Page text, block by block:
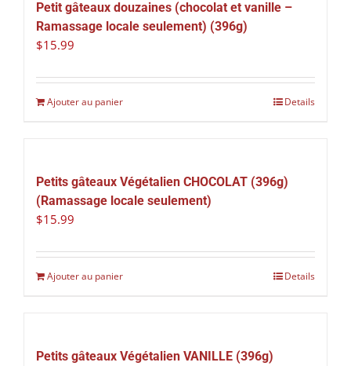
Petit gâteaux douzaines (chocolat et vanille –
Ramassage locale seulement) (396g)
$15.99
Ajouter au panier Details
Petits gâteaux Végétalien CHOCOLAT (396g)
(Ramassage locale seulement)
$15.99
Ajouter au panier Details
Petits gâteaux Végétalien VANILLE (396g)